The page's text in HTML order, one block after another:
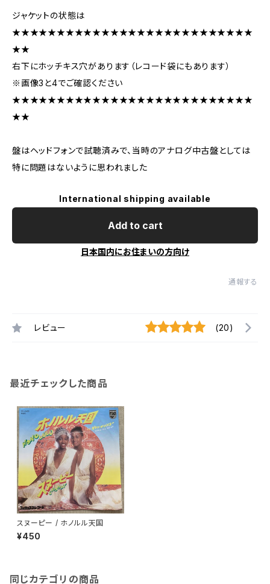
ジャケットの状態は
★★★★★★★★★★★★★★★★★★★★★★★★★★★
★★
右下にホッチキス穴があります（レコード袋にもあります）
※画像3と4でご確認ください
★★★★★★★★★★★★★★★★★★★★★★★★★★★
★★
盤はヘッドフォンで試聴済みで、当時のアナログ中古盤としては
特に問題はないように思われました
International shipping available
Add to cart
日本国内にお住まいの方向け
通報する
レビュー (20)
最近チェックした商品
スヌーピー / ホノルル天国
¥450
同じカテゴリの商品